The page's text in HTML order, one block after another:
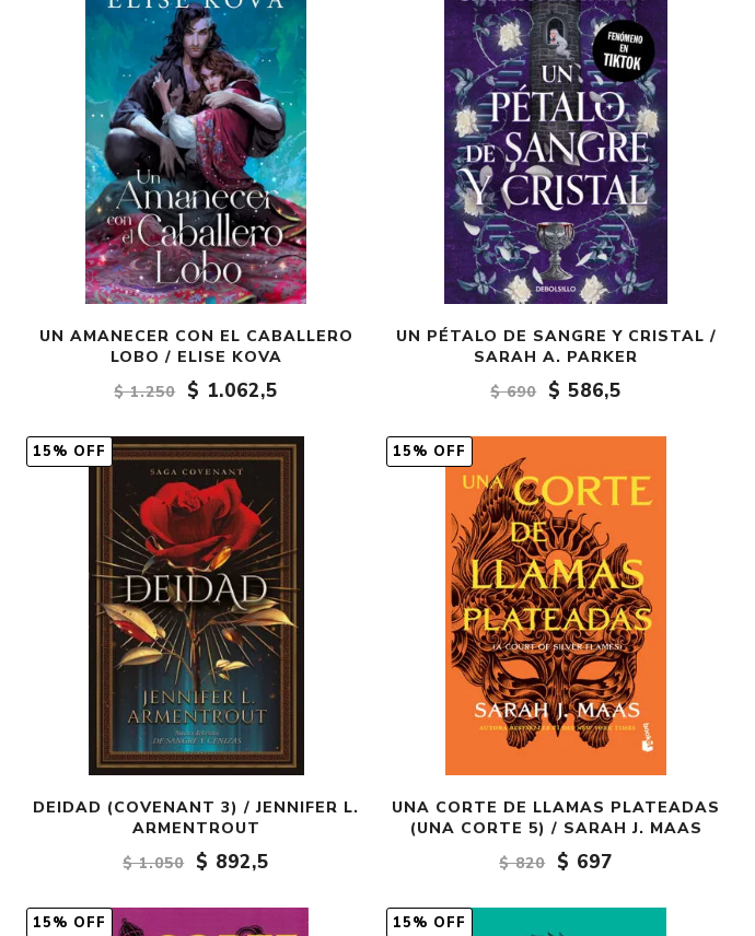
Crónica
Negocios
Ingenio
Ensayo
Ver todo
UN AMANECER CON EL CABALLERO
LOBO / ELISE KOVA
$ 1.250
$ 1.062,5
UN PÉTALO DE SANGRE Y CRISTAL /
SARAH A. PARKER
$ 690
$ 586,5
15% OFF
DEIDAD (COVENANT 3) / JENNIFER L.
ARMENTROUT
$ 1.050
$ 892,5
15% OFF
UNA CORTE DE LLAMAS PLATEADAS
(UNA CORTE 5) / SARAH J. MAAS
$ 820
$ 697
15% OFF 15% OFF